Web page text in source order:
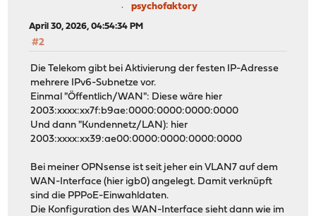
psychofaktory
April 30, 2026, 04:54:34 PM
#2
Die Telekom gibt bei Aktivierung der festen IP-Adresse
mehrere IPv6-Subnetze vor.
Einmal "Öffentlich/WAN": Diese wäre hier
2003:xxxx:xx7f:b9ae:0000:0000:0000:0000
Und dann "Kundennetz/LAN): hier
2003:xxxx:xx39:ae00:0000:0000:0000:0000
Bei meiner OPNsense ist seit jeher ein VLAN7 auf dem
WAN-Interface (hier igb0) angelegt. Damit verknüpft
sind die PPPoE-Einwahldaten.
Die Konfiguration des WAN-Interface sieht dann wie im